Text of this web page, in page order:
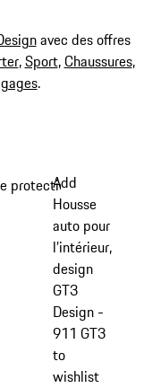
avec des offres
,Sport,Chaussures,
.
protection
Add
Housse
auto pour
l’intérieur,
design
GT3
Design -
911 GT3
to
wishlist